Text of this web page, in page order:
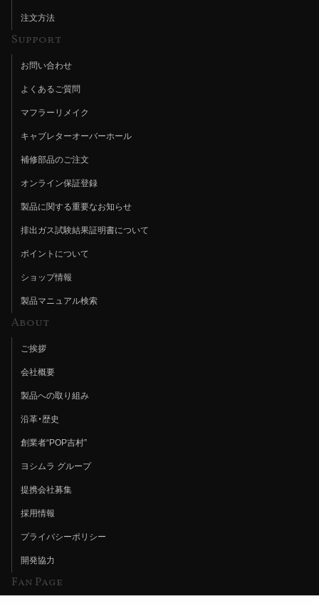
注文方法
Support
お問い合わせ
よくあるご質問
マフラーリメイク
キャブレターオーバーホール
補修部品のご注文
オンライン保証登録
製品に関する重要なお知らせ
排出ガス試験結果証明書について
ポイントについて
ショップ情報
製品マニュアル検索
About
ご挨拶
会社概要
製品への取り組み
沿革・歴史
創業者“POP吉村”
ヨシムラ グループ
提携会社募集
採用情報
プライバシーポリシー
開発協力
Fan Page